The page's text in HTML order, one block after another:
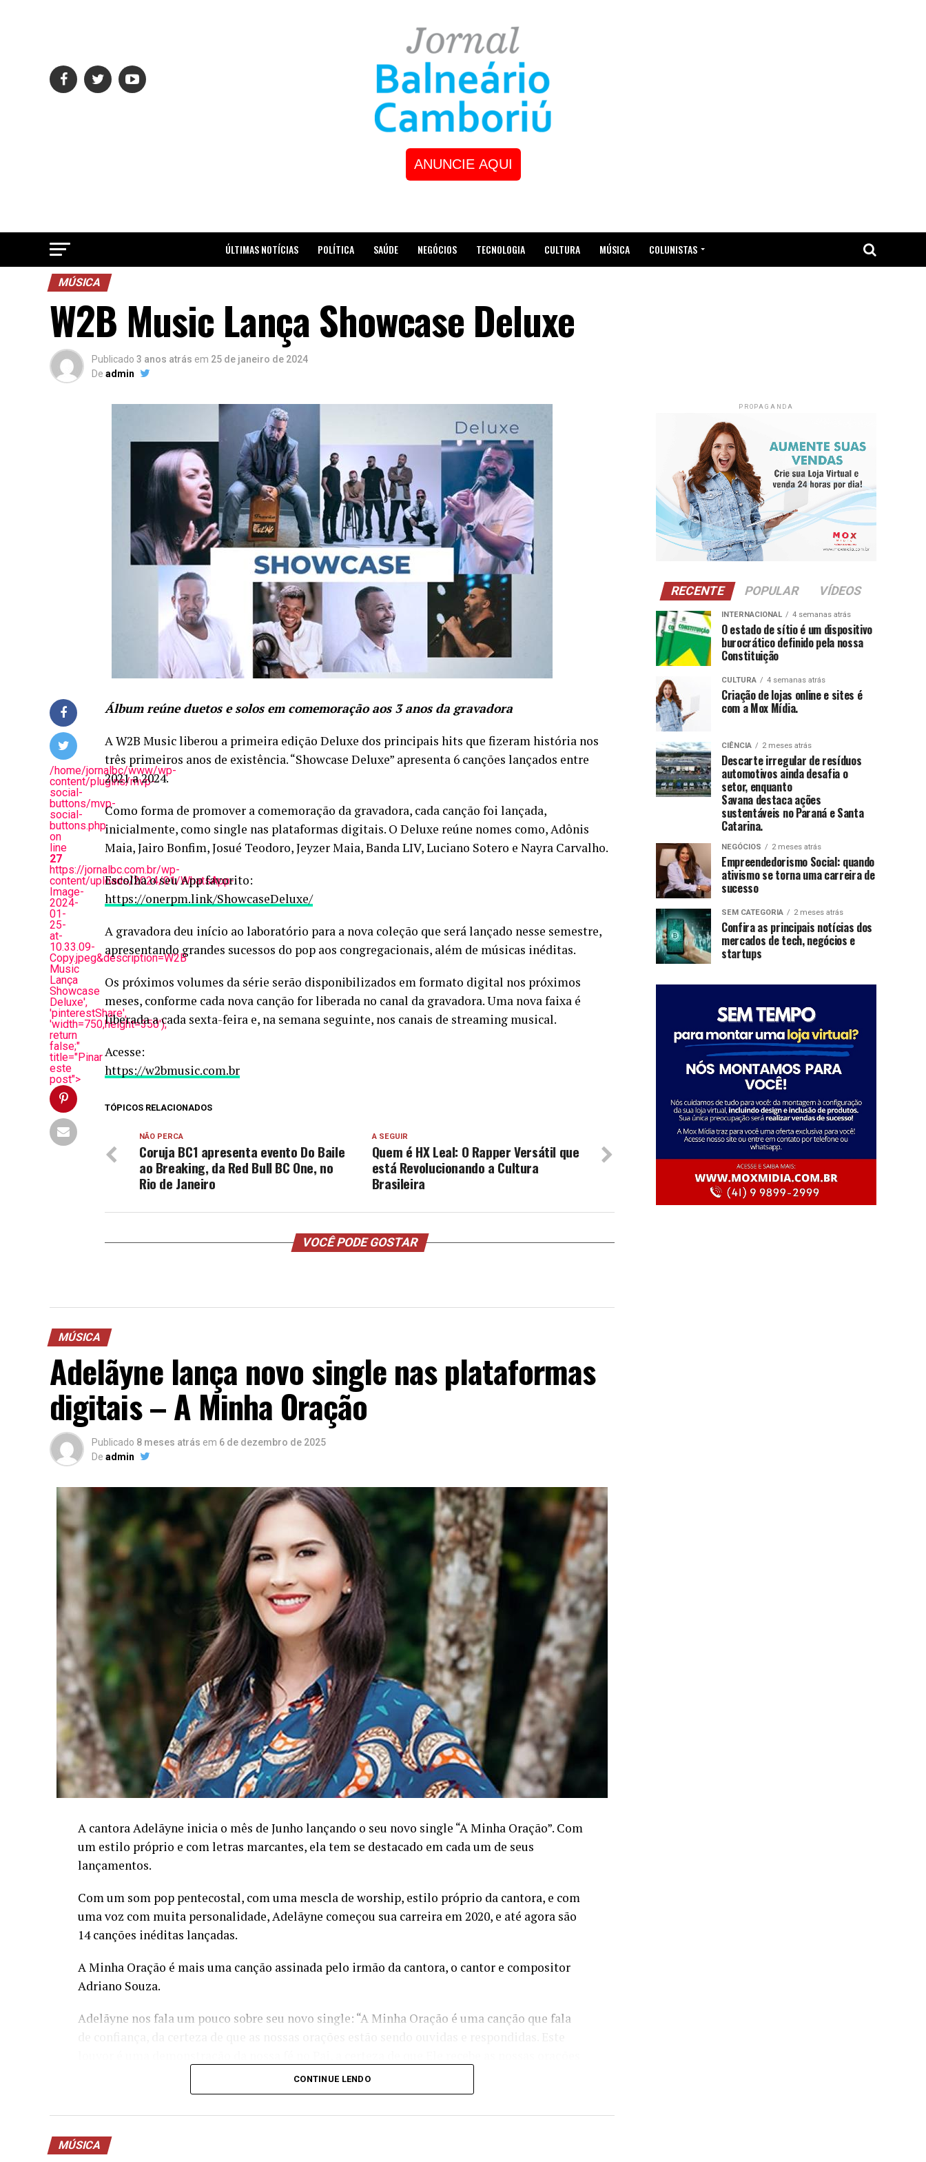
ANUNCIE AQUI
ÚLTIMAS NOTÍCIAS POLÍTICA SAÚDE NEGÓCIOS TECNOLOGIA CULTURA MÚSICA COLUNISTAS
MÚSICA
W2B Music Lança Showcase Deluxe
Publicado 3 anos atrás em 25 de janeiro de 2024
De admin
/home/jornalbc/www/wp-
content/plugins/mvp-
social-
buttons/mvp-
social-
buttons.php
on
line
27
https://jornalbc.com.br/wp-
content/uploads/2024/01/WhatsApp-
Image-
2024-
01-
25-
at-
10.33.09-
Copy.jpeg&description=W2B
Music
Lança
Showcase
Deluxe',
'pinterestShare',
'width=750,height=350');
return
false;"
title="Pinar
este
post">
Álbum reúne duetos e solos em comemoração aos 3 anos da gravadora
A W2B Music liberou a primeira edição Deluxe dos principais hits que fizeram história nos
três primeiros anos de existência. “Showcase Deluxe” apresenta 6 canções lançados entre
2021 a 2024.
Como forma de promover a comemoração da gravadora, cada canção foi lançada,
inicialmente, como single nas plataformas digitais. O Deluxe reúne nomes como, Adônis
Maia, Jairo Bonfim, Josué Teodoro, Jeyzer Maia, Banda LIV, Luciano Sotero e Nayra Carvalho.
Escolha o seu App favorito:
https://onerpm.link/ShowcaseDeluxe/
A gravadora deu início ao laboratório para a nova coleção que será lançado nesse semestre,
apresentando grandes sucessos do pop aos congregacionais, além de músicas inéditas.
Os próximos volumes da série serão disponibilizados em formato digital nos próximos
meses, conforme cada nova canção for liberada no canal da gravadora. Uma nova faixa é
liberada a cada sexta-feira e, na semana seguinte, nos canais de streaming musical.
Acesse:
https://w2bmusic.com.br
TÓPICOS RELACIONADOS
A SEGUIR
Quem é HX Leal: O Rapper Versátil que
está Revolucionando a Cultura
Brasileira
NÃO PERCA
Coruja BC1 apresenta evento Do Baile
ao Breaking, da Red Bull BC One, no
Rio de Janeiro
VOCÊ PODE GOSTAR
MÚSICA
Adelãyne lança novo single nas plataformas
digitais – A Minha Oração
Publicado 8 meses atrás em 6 de dezembro de 2025
De admin
A cantora Adelãyne inicia o mês de Junho lançando o seu novo single “A Minha Oração”. Com
um estilo próprio e com letras marcantes, ela tem se destacado em cada um de seus
lançamentos.
Com um som pop pentecostal, com uma mescla de worship, estilo próprio da cantora, e com
uma voz com muita personalidade, Adelãyne começou sua carreira em 2020, e até agora são
14 canções inéditas lançadas.
A Minha Oração é mais uma canção assinada pelo irmão da cantora, o cantor e compositor
Adriano Souza.
Adelãyne nos fala um pouco sobre seu novo single: “A Minha Oração é uma canção que fala
e que a resposta vem pelas mãos do Senhor. Por mais que muitas vezes a demora pareça sem
fim, a resposta sempre virá, porque Deus sempre nos ouve e nos responde.
canal da cantora, Adelayne Oficial.
CONTINUE LENDO
MÚSICA
PROPAGANDA
RECENTE POPULAR VÍDEOS
INTERNACIONAL 4 semanas atrás
O estado de sítio é um dispositivo
burocrático definido pela nossa
Constituição
CULTURA 4 semanas atrás
Criação de lojas online e sites é
com a Mox Mídia.
CIÊNCIA 2 meses atrás
Descarte irregular de resíduos
automotivos ainda desafia o
setor, enquanto
Savana destaca ações
sustentáveis no Paraná e Santa
Catarina.
NEGÓCIOS 2 meses atrás
Empreendedorismo Social: quando
ativismo se torna uma carreira de
sucesso
SEM CATEGORIA 2 meses atrás
Confira as principais notícias dos
mercados de tech, negócios e
startups